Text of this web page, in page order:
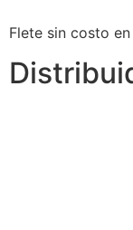
Flete sin costo